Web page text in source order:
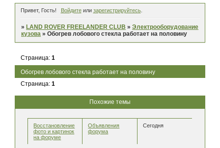
Привет, Гость! Войдитеили зарегистрируйтесь.
» LAND ROVER FREELANDER CLUB »Электрооборудование
кузова »Обогрев лобового стекла работает на половину
Обогрев лобового стекла работает на половину
Страница:1
Страница:1
Похожие темы
Восстановление
фото и картинок
на форуме
Объявления
форума
Сегодня